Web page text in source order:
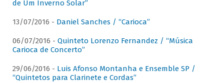
de Um Inverno Solar”
13/07/2016 - Daniel Sanches / “Carioca”
06/07/2016 - Quinteto Lorenzo Fernandez / “Música
Carioca de Concerto”
29/06/2016 - Luis Afonso Montanha e Ensemble SP /
“Quintetos para Clarinete e Cordas”